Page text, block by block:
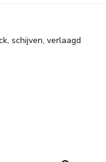
schijven, verlaagd